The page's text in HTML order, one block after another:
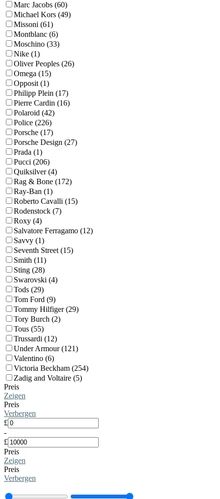
Marc Jacobs (60)
Michael Kors (49)
Missoni (61)
Montblanc (6)
Moschino (33)
Nike (1)
Oliver Peoples (26)
Omega (15)
Opposit (1)
Philipp Plein (17)
Pierre Cardin (16)
Polaroid (42)
Police (226)
Porsche (17)
Porsche Design (27)
Prada (1)
Pucci (206)
Quiksilver (4)
Rag & Bone (172)
Ray-Ban (1)
Roberto Cavalli (15)
Rodenstock (7)
Roxy (4)
Salvatore Ferragamo (12)
Savvy (1)
Seventh Street (15)
Smith (11)
Sting (28)
Swarovski (4)
Tods (29)
Tom Ford (9)
Tommy Hilfiger (29)
Tory Burch (2)
Tous (55)
Trussardi (12)
Under Armour (121)
Valentino (6)
Victoria Beckham (254)
Zadig and Voltaire (5)
Preis
Zeigen
Preis
Verbergen
£
-
£
Preis
Zeigen
Preis
Verbergen